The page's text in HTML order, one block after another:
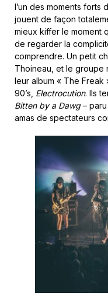
l’un des moments forts
jouent de façon
mieux kiffer le moment
de regarder la
comprendre. Un petit
Thoineau, et le groupe
leur album « The
90’s, Electrocution. Ils
Bitten by a Dawg– paru
amas de spectateurs